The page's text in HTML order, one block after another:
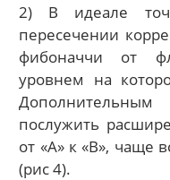
2) В идеале
пересечении
фибоначчи от
уровнем на
послужить
от «А» к «В», чаще
(рис 4).